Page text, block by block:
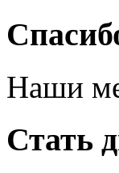
Наши
Стать